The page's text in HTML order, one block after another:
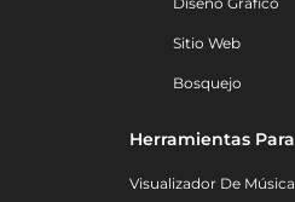
Sitio Web
Bosquejo
Herramientas
Visualizador De